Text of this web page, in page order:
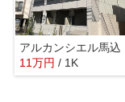
アルカンシエル馬込
11万円 / 1K